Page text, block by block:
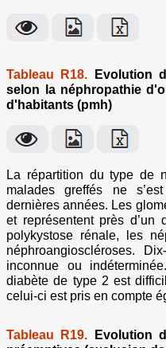
Tableau R18. Evolution
selon la néphropathie
d'habitants (pmh)
La répartition du type de
malades greffés ne
dernières années. Les
et représentent près d’un
polykystose rénale, les
néphroangioscléroses.
inconnue ou
diabète de type 2 est
celui-ci est pris en compte
Tableau R19. Evolution